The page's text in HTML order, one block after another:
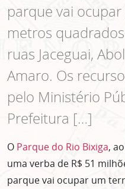
parque vai
metros
ruas Jaceguai,
Amaro. Os
pelo Ministério
Prefeitura […]
O Parque do Rio Bixiga,
uma verba de R$ 51
parque vai ocupar um